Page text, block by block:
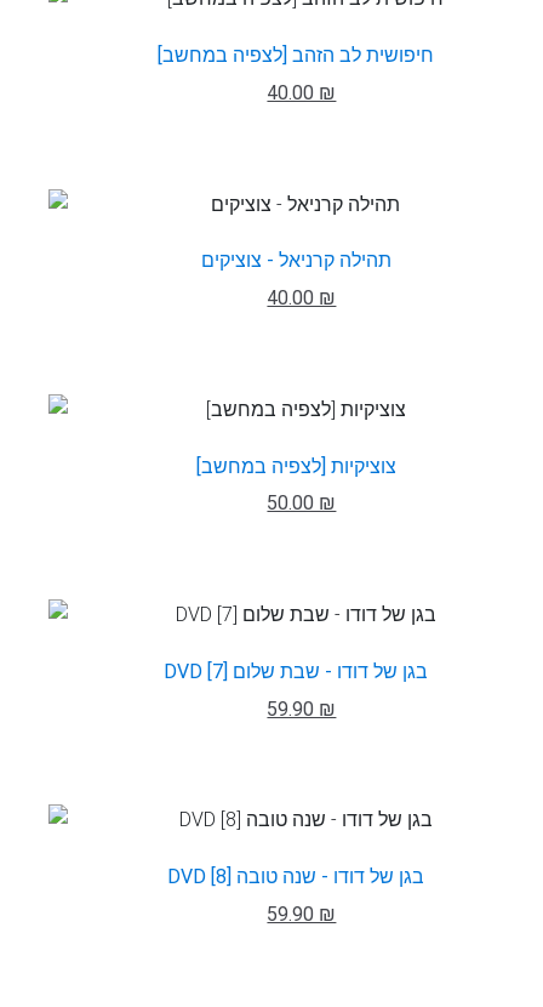
חיפושית לב הזהב [לצפיה במחשב]
40.00 ₪
תהילה קרניאל - צוציקים
40.00 ₪
צוציקיות [לצפיה במחשב]
50.00 ₪
DVD בגן של דודו - שבת שלום [7]
59.90 ₪
DVD בגן של דודו - שנה טובה [8]
59.90 ₪